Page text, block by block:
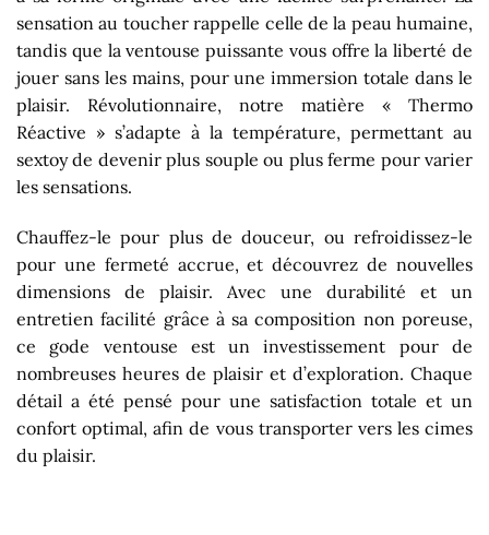
sensation au toucher rappelle celle de la peau humaine,
tandis que la ventouse puissante vous offre la liberté de
jouer sans les mains, pour une immersion totale dans le
plaisir. Révolutionnaire, notre matière « Thermo
Réactive » s’adapte à la température, permettant au
sextoy de devenir plus souple ou plus ferme pour varier
les sensations.
Chauffez-le pour plus de douceur, ou refroidissez-le
pour une fermeté accrue, et découvrez de nouvelles
dimensions de plaisir. Avec une durabilité et un
entretien facilité grâce à sa composition non poreuse,
ce gode ventouse est un investissement pour de
nombreuses heures de plaisir et d’exploration. Chaque
détail a été pensé pour une satisfaction totale et un
confort optimal, afin de vous transporter vers les cimes
du plaisir.